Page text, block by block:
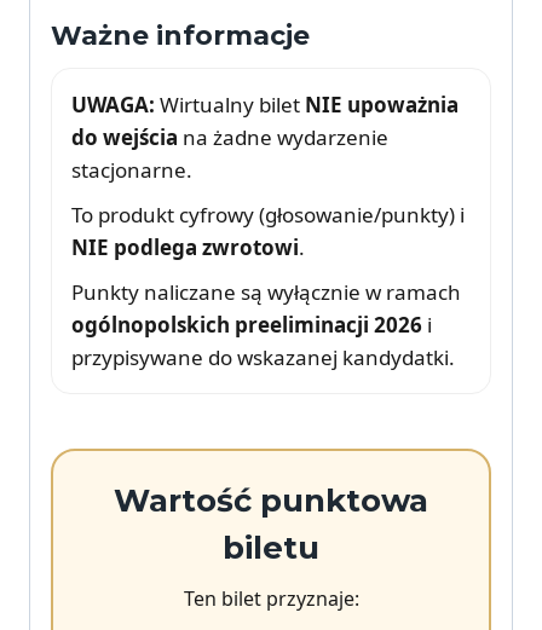
Ważne informacje
UWAGA: Wirtualny bilet NIE upoważnia
do wejścia na żadne wydarzenie
stacjonarne.
To produkt cyfrowy (głosowanie/punkty) i
NIE podlega zwrotowi.
Punkty naliczane są wyłącznie w ramach
ogólnopolskich preeliminacji 2026 i
przypisywane do wskazanej kandydatki.
Wartość punktowa
biletu
Ten bilet przyznaje: